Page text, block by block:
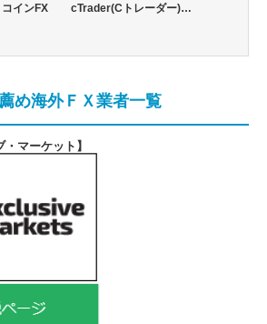
インFX
cTrader(Cトレーダー)…
め海外ＦＸ業者一覧
・マーケット 】